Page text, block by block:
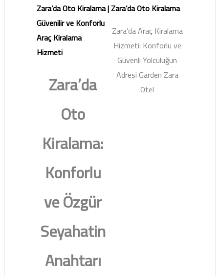
Zara’da Oto Kiralama |
Güvenilir ve Konforlu
Araç Kiralama
Hizmeti
Zara’da
Oto
Kiralama:
Konforlu
ve Özgür
Seyahatin
Anahtarı
Zara’da Oto Kiralama
Zara’da Araç Kiralama
Hizmeti: Konforlu ve
Güvenli Yolculuğun
Adresi Garden Zara
Otel